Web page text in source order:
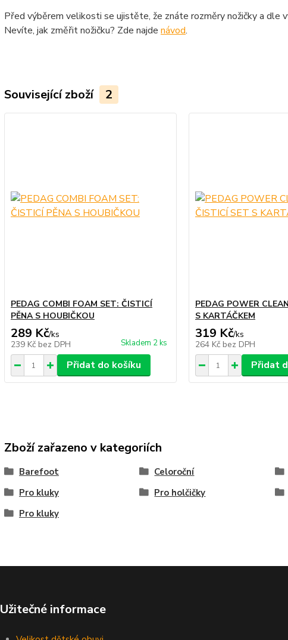
Před výběrem velikosti se ujistěte, že znáte rozměry nožičky a
Nevíte, jak změřit nožičku? Zde najde návod.
Související zboží 2
PEDAG COMBI FOAM SET: ČISTICÍ
PĚNA S HOUBIČKOU
289 Kč/ks
239 Kč bez DPH Skladem 2 ks
Přidat do košíku
PEDAG POWER
S KARTÁČKEM
319 Kč/ks
264 Kč bez DPH
Přidat
Zboží zařazeno v kategoriích
Barefoot Celoroční
Pro kluky
Pro holčičky
Pro kluky
Užitečné informace